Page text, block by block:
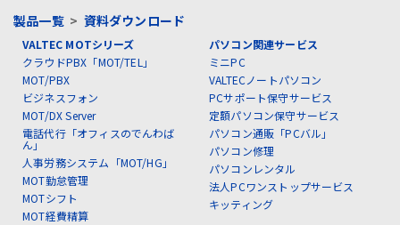
製品一覧> 資料ダウンロード
VALTEC MOTシリーズ
クラウドPBX「MOT/TEL」
MOT/PBX
ビジネスフォン
MOT/DX Server
電話代行「オフィスのでんわば
ん」
人事労務システム「MOT/HG」
MOT勤怠管理
MOTシフト
MOT経費精算
パソコン関連サービス
ミニPC
VALTECノートパソコン
PCサポート保守サービス
定額パソコン保守サービス
パソコン通販「PCバル」
パソコン修理
パソコンレンタル
法人PCワンストップサービス
キッティング